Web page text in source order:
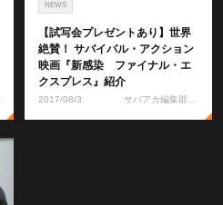
NEWS
【試写会プレゼントあり】世界
絶賛！ サバイバル・アクション
映画『新感染 ファイナル・エ
クスプレス』紹介
2017/08/3 サバアカ編集部 ともりん